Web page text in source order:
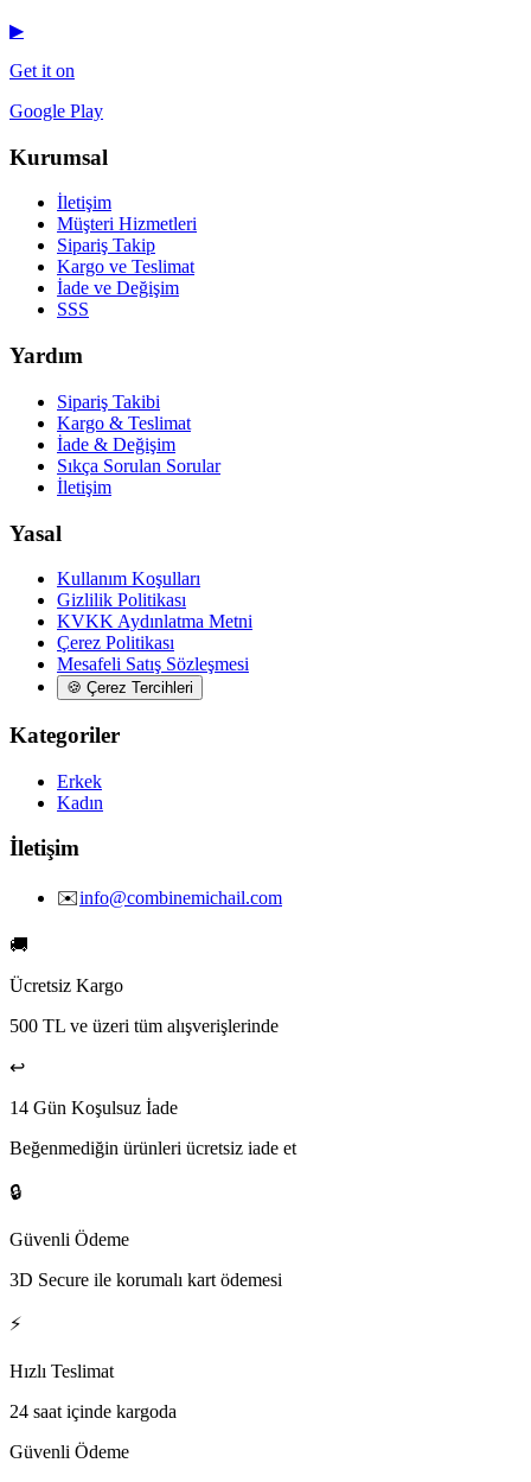
▶
Get it on
Google Play
Kurumsal
İletişim
Müşteri Hizmetleri
Sipariş Takip
Kargo ve Teslimat
İade ve Değişim
SSS
Yardım
Sipariş Takibi
Kargo & Teslimat
İade & Değişim
Sıkça Sorulan Sorular
İletişim
Yasal
Kullanım Koşulları
Gizlilik Politikası
KVKK Aydınlatma Metni
Çerez Politikası
Mesafeli Satış Sözleşmesi
🍪 Çerez Tercihleri
Kategoriler
Erkek
Kadın
İletişim
✉️info@combinemichail.com
🚚
Ücretsiz Kargo
500 TL ve üzeri tüm alışverişlerinde
↩️
14 Gün Koşulsuz İade
Beğenmediğin ürünleri ücretsiz iade et
🔒
Güvenli Ödeme
3D Secure ile korumalı kart ödemesi
⚡
Hızlı Teslimat
24 saat içinde kargoda
Güvenli Ödeme